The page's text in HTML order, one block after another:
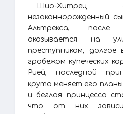
Шио-
незаконнорожденный
Альтрекса,
оказывается на
преступником, долгое
грабежом купеческих
Рией, наследной
круто меняет его планы
и беглая принцесса
что от них